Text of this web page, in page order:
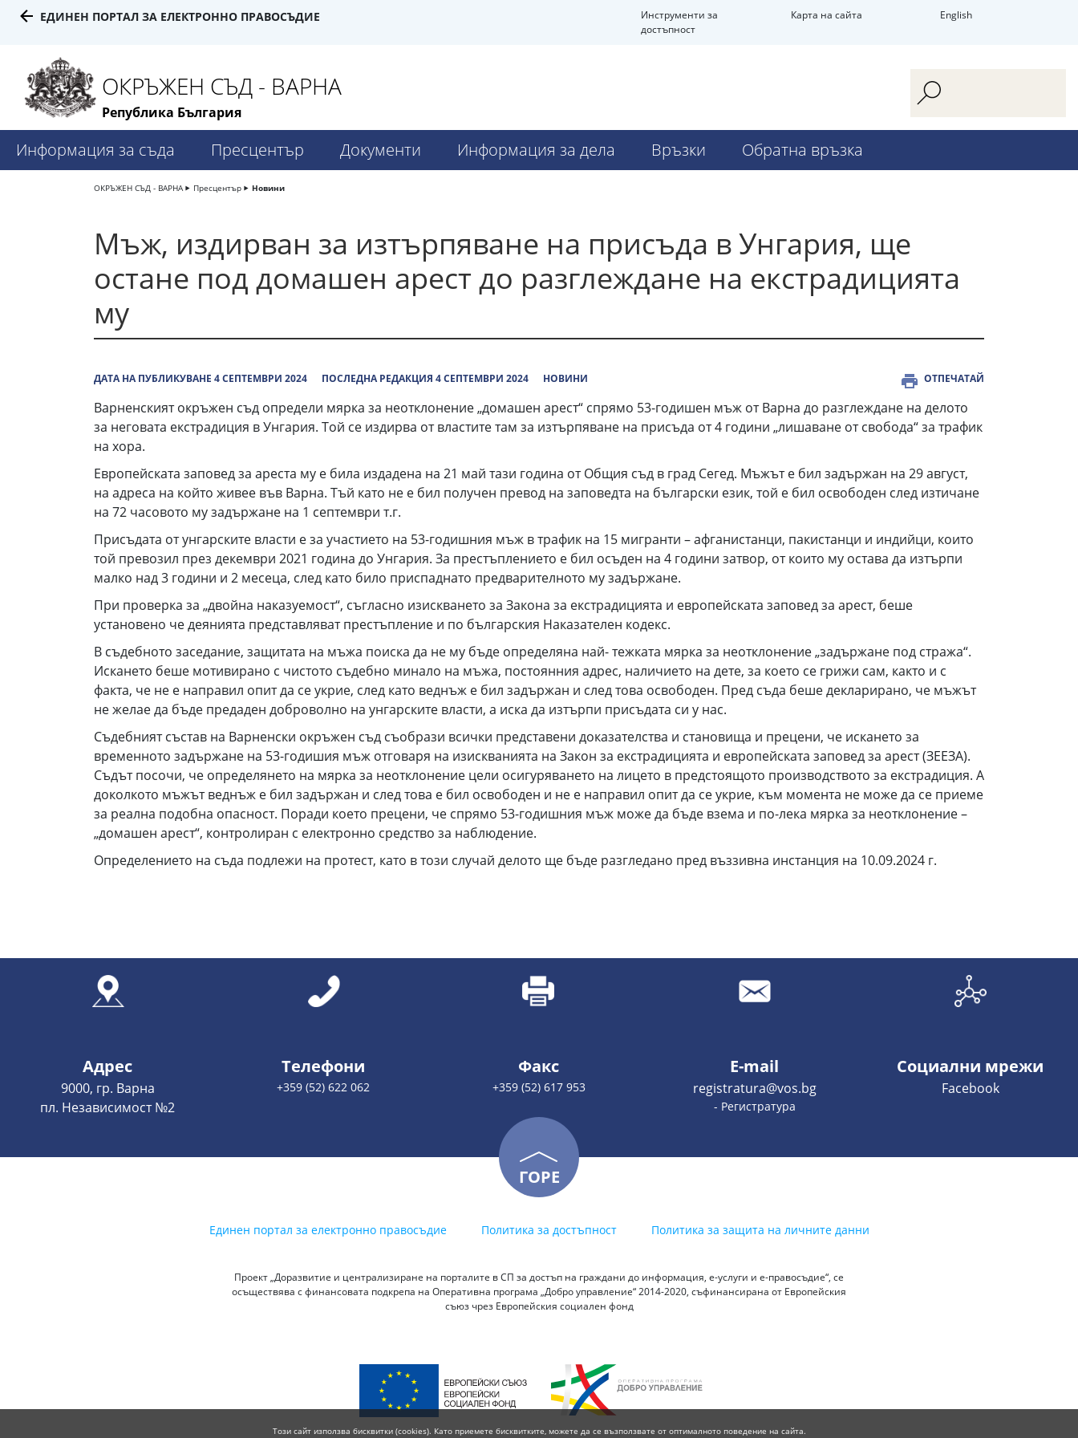
ЕДИНЕН ПОРТАЛ ЗА ЕЛЕКТРОННО ПРАВОСЪДИЕ
Инструменти за
достъпност
Карта на сайта English
ОКРЪЖЕН СЪД - ВАРНА
Република България
Информация за съда Пресцентър Документи Информация за дела Връзки Обратна връзка
ОКРЪЖЕН СЪД - ВАРНА Пресцентър Новини
Мъж, издирван за изтърпяване на присъда в Унгария, ще
остане под домашен арест до разглеждане на екстрадицията
му
ДАТА НА ПУБЛИКУВАНЕ 4 СЕПТЕМВРИ 2024 ПОСЛЕДНА РЕДАКЦИЯ 4 СЕПТЕМВРИ 2024 НОВИНИ ОТПЕЧАТАЙ
Варненският окръжен съд определи мярка за неотклонение „домашен арест“ спрямо 53-годишен мъж от Варна до разглеждане на делото
за неговата екстрадиция в Унгария. Той се издирва от властите там за изтърпяване на присъда от 4 години „лишаване от свобода“ за трафик
на хора.
Европейската заповед за ареста му е била издадена на 21 май тази година от Общия съд в град Сегед. Мъжът е бил задържан на 29 август,
на адреса на който живее във Варна. Тъй като не е бил получен превод на заповедта на български език, той е бил освободен след изтичане
на 72 часовото му задържане на 1 септември т.г.
Присъдата от унгарските власти е за участието на 53-годишния мъж в трафик на 15 мигранти – афганистанци, пакистанци и индийци, които
той превозил през декември 2021 година до Унгария. За престъплението е бил осъден на 4 години затвор, от които му остава да изтърпи
малко над 3 години и 2 месеца, след като било приспаднато предварителното му задържане.
При проверка за „двойна наказуемост“, съгласно изискването за Закона за екстрадицията и европейската заповед за арест, беше
установено че деянията представляват престъпление и по българския Наказателен кодекс.
В съдебното заседание, защитата на мъжа поиска да не му бъде определяна най- тежката мярка за неотклонение „задържане под стража“.
Искането беше мотивирано с чистото съдебно минало на мъжа, постоянния адрес, наличието на дете, за което се грижи сам, както и с
факта, че не е направил опит да се укрие, след като веднъж е бил задържан и след това освободен. Пред съда беше декларирано, че мъжът
не желае да бъде предаден доброволно на унгарските власти, а иска да изтърпи присъдата си у нас.
Съдебният състав на Варненски окръжен съд съобрази всички представени доказателства и становища и прецени, че искането за
временното задържане на 53-годишия мъж отговаря на изискванията на Закон за екстрадицията и европейската заповед за арест (ЗЕЕЗА).
Съдът посочи, че определянето на мярка за неотклонение цели осигуряването на лицето в предстоящото производството за екстрадиция. А
доколкото мъжът веднъж е бил задържан и след това е бил освободен и не е направил опит да се укрие, към момента не може да се приеме
за реална подобна опасност. Поради което прецени, че спрямо 53-годишния мъж може да бъде взема и по-лека мярка за неотклонение –
„домашен арест“, контролиран с електронно средство за наблюдение.
Определението на съда подлежи на протест, като в този случай делото ще бъде разгледано пред въззивна инстанция на 10.09.2024 г.
Адрес
9000, гр. Варна
пл. Независимост №2
Телефони
+359 (52) 622 062
Факс
+359 (52) 617 953
E-mail
registratura@vos.bg
- Регистратура
Социални мрежи
Facebook
ГОРЕ
Единен портал за електронно правосъдие Политика за достъпност Политика за защита на личните данни
Проект „Доразвитие и централизиране на порталите в СП за достъп на граждани до информация, е-услуги и е-правосъдие“, се
осъществява с финансовата подкрепа на Оперативна програма „Добро управление“ 2014-2020, съфинансирана от Европейския
съюз чрез Европейския социален фонд
Този сайт използва бисквитки (cookies). Като приемете бисквитките, можете да се възползвате от оптималното поведение на сайта.